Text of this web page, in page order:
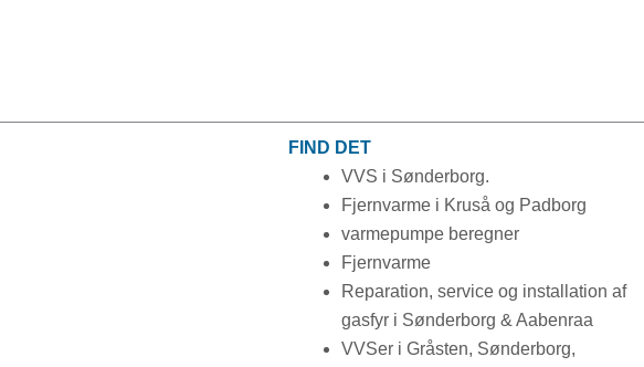
FIND DET
VVS i Sønderborg.
Fjernvarme i Kruså og Padborg
varmepumpe beregner
Fjernvarme
Reparation, service og installation af
gasfyr i Sønderborg & Aabenraa
VVSer i Gråsten, Sønderborg,